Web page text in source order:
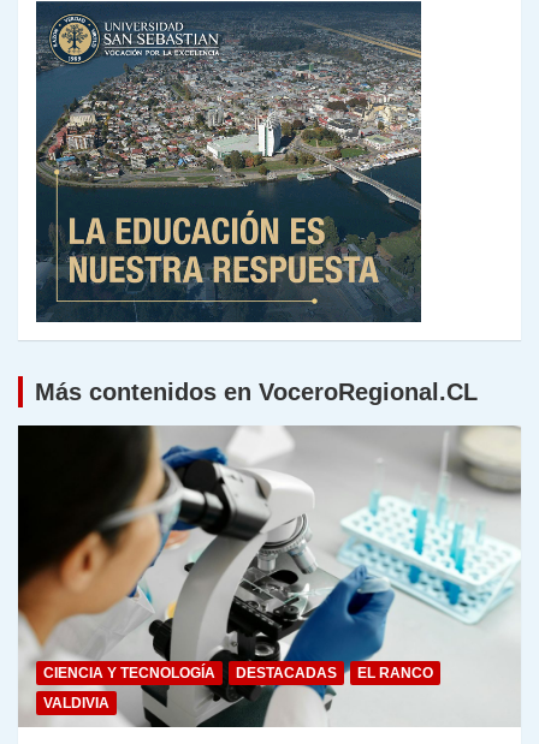
Más contenidos en VoceroRegional.CL
CIENCIA Y TECNOLOGÍA DESTACADAS
EL RANCO
VALDIVIA